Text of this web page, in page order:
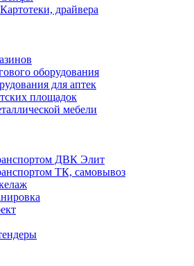
Картотеки, драйвера
оборудования
для аптек
площадок
мебели
ДВК Элит
ТК, самовывоз